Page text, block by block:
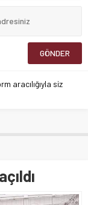
aracılığıyla siz